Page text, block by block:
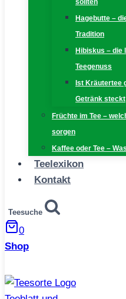
sollten
Hagebutte –
Tradition
Hibiskus – die
Teegenuss
Ist Kräutertee
Getränk steckt
Früchte im Tee –
sorgen
Kaffee oder Tee –
Teelexikon
Kontakt
Teesuche
0
Shop